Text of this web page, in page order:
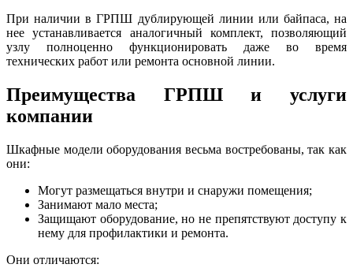
При наличии в ГРПШ дублирующей линии или байпаса, на
нее устанавливается аналогичный комплект, позволяющий
узлу полноценно функционировать даже во время
технических работ или ремонта основной линии.
Преимущества ГРПШ и услуги
компании
Шкафные модели оборудования весьма востребованы, так как
они:
Могут размещаться внутри и снаружи помещения;
Занимают мало места;
Защищают оборудование, но не препятствуют доступу к
нему для профилактики и ремонта.
Они отличаются: